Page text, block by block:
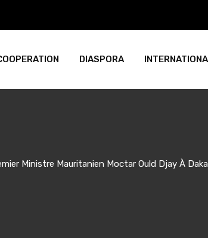
DIASPORA
Ministre Mauritanien Moctar Ould Djay À